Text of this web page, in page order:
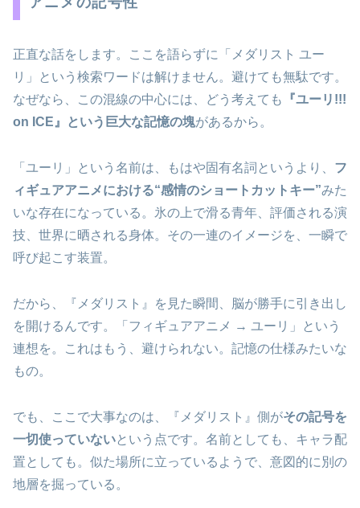
正直な話をします。ここを語らずに「メダリスト ユー
リ」という検索ワードは解けません。避けても無駄です。
なぜなら、この混線の中心には、どう考えても
『ユーリ!!!
on ICE』という巨大な記憶の塊があるから。
「ユーリ」という名前は、もはや固有名詞というより、 フ
ィギュアアニメにおける“感情のショートカットキー”みた
いな存在になっている。氷の上で滑る青年、評価される演
技、世界に晒される身体。その一連のイメージを、一瞬で
呼び起こす装置。
だから、『メダリスト』を見た瞬間、脳が勝手に引き出し
を開けるんです。「フィギュアアニメ → ユーリ」という
連想を。これはもう、避けられない。記憶の仕様みたいな
もの。
でも、ここで大事なのは、『メダリスト』側がその記号を
一切使っていないという点です。名前としても、キャラ配
置としても。似た場所に立っているようで、意図的に別の
地層を掘っている。